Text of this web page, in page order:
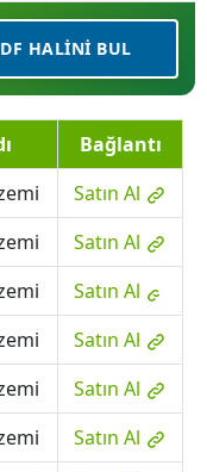
HALINI BUL
Bağlantı
Satın Al
Satın Al
Satın Al
Satın Al
Satın Al
Satın Al